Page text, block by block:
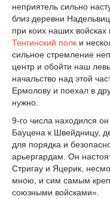
неприятель сильно
близ деревни
при коих наших войсках
Тенгинский полк и
сильное стремление
центр и обойти наш
начальство над этой
Ермолову и поехал в
нужно.
9-го числа находился
Бауцена к Швейдницу,
для порядка и
арьергардам. Он
Стригау и Яцерик,
мною, и сим самым
союзными войсками».